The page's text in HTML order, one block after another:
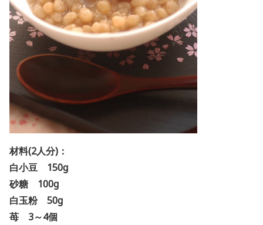
材料(2人分)：
白小豆 150g
砂糖 100g
白玉粉 50g
苺 3～4個